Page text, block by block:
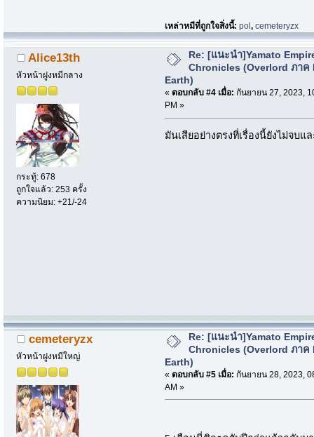
เหล่าหมีที่ถูกใจสิ่งนี้:pol,cemeteryzx
Alice13th
หัวหน้าฝูงหมีกลาง
กระทู้: 678
ถูกใจแล้ว: 253 ครั้ง
ความนิยม: +21/-24
Re: [แนะนำ]Yamato
Chronicles (Overlord ภาค
Earth)
« ตอบกลับ #4 เมื่อ: กันยายน 27, 2023,
PM »
มันเสียอย่างตรงที่เรื่องนี้ยังไม่จบ
cemeteryzx
หัวหน้าฝูงหมีใหญ่
Re: [แนะนำ]Yamato
Chronicles (Overlord ภาค
Earth)
« ตอบกลับ #5 เมื่อ: กันยายน 28, 2023,
AM »